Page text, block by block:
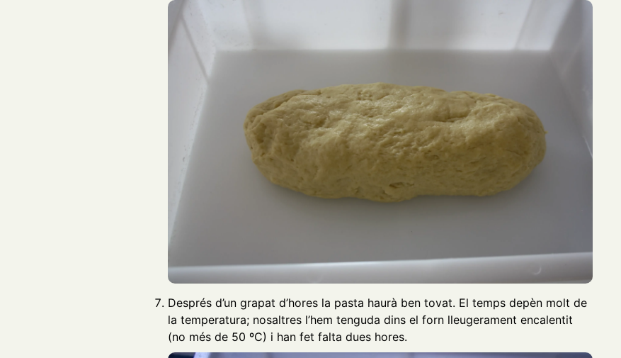
Després d’un grapat d’hores la pasta haurà ben tovat. El temps depèn molt de
la temperatura; nosaltres l’hem tenguda dins el forn lleugerament encalentit
(no més de 50 ºC) i han fet falta dues hores.